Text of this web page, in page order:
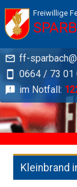
Freiwillige
ff-
0664 / 73 01
im Notfall:
Kleinbrand